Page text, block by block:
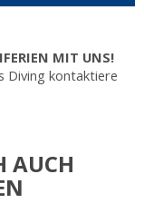
MIT UNS!
Diving kontaktiere
AUCH